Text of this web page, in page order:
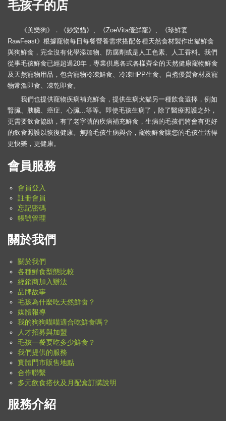
毛孩子的店
《美樂狗》．《妙樂貓》、《ZoeVita優鮮寵》、《珍鮮宴
RawFeast》根據寵物每日每餐營養需求搭配各種天然食材製作出貓鮮食
與狗鮮食，完全沒有化學添加物、防腐劑或是人工色素、人工香料。我們
從事毛孩鮮食已經超過20年，專業供應各式各樣齊全的天然健康寵物鮮食
及天然寵物用品，包含寵物冷凍鮮食、冷凍HPP生食、自煮優質食材及寵
物常溫即食、凍乾即食。
我們也提供寵物疾病補充鮮食，提供生病犬貓另一種飲食選擇，例如
腎臟、胰臟、癌症、心臟...等等。即使毛孩生病了，除了醫療照護之外，
更需要飲食協助，有了老字號的疾病補充鮮食，生病的毛孩們將會有更好
的飲食照護以恢復健康。無論毛孩生病與否，寵物鮮食讓您的毛孩生活得
更快樂，更健康。
會員服務
會員登入
註冊會員
忘記密碼
帳號管理
關於我們
關於我們
各種鮮食型態比較
經銷商加入辦法
品牌故事
毛孩為什麼吃天然鮮食？
媒體報導
我的狗狗喵喵適合吃鮮食嗎？
人才招募與加盟
毛孩一餐要吃多少鮮食？
我們提供的服務
實體門市販售地點
合作聯繫
多元飲食搭伙及月配盒訂購說明
服務介紹